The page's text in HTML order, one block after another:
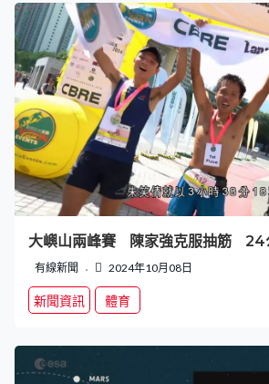
大嶼山兩峰賽 陳家強克服抽筋 24
有線新聞 2024年10月08日
新聞資訊 體育